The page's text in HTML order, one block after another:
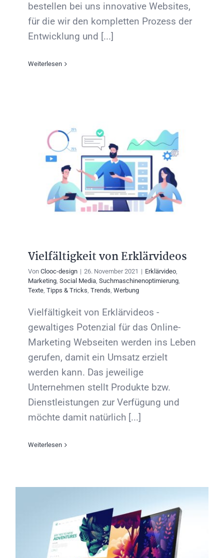
bestellen bei uns innovative Websites,
für die wir den kompletten Prozess der
Entwicklung und [...]
Weiterlesen
Vielfältigkeit von Erklärvideos
Von Clooc-design | 26. November 2021 | Erklärvideo,
Marketing, Social Media, Suchmaschinenoptimierung,
Texte, Tipps & Tricks, Trends, Werbung
Vielfältigkeit von Erklärvideos -
gewaltiges Potenzial für das Online-
Marketing Webseiten werden ins Leben
gerufen, damit ein Umsatz erzielt
werden kann. Das jeweilige
Unternehmen stellt Produkte bzw.
Dienstleistungen zur Verfügung und
möchte damit natürlich [...]
Weiterlesen